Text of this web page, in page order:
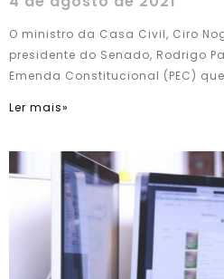
O ministro da Casa Civil, Ciro
presidente do Senado, Rodrigo
Emenda Constitucional (PEC)
Ler mais»